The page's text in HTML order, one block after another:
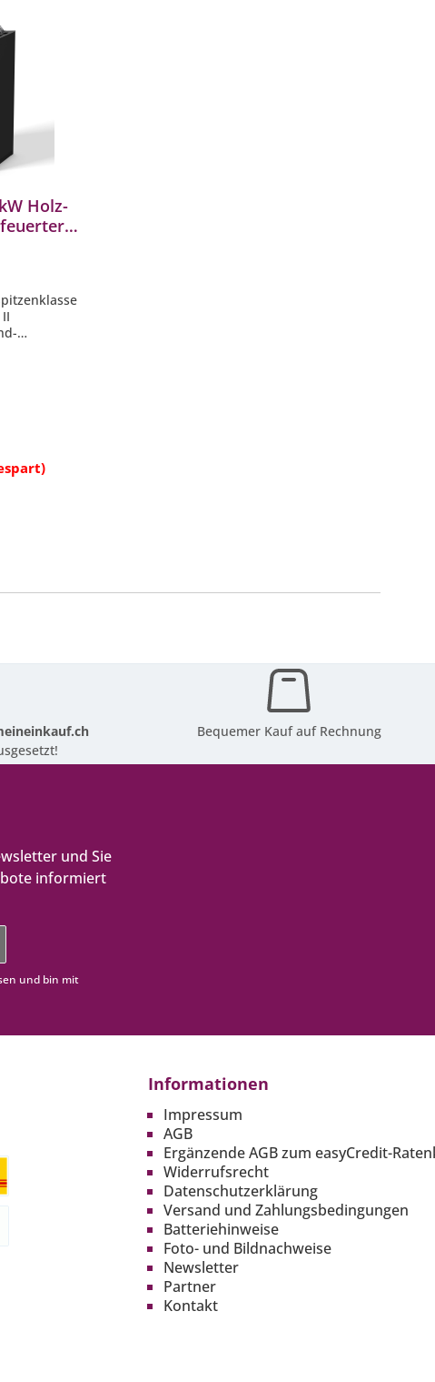
Holz-
Bequemer Kauf auf Rechnung
und Sie
informiert
und bin mit
Informationen
Impressum
AGB
Ergänzende AGB zum easyCredit-
Widerrufsrecht
Datenschutzerklärung
Versand und Zahlungsbedingungen
Batteriehinweise
Foto- und Bildnachweise
Newsletter
Partner
Kontakt